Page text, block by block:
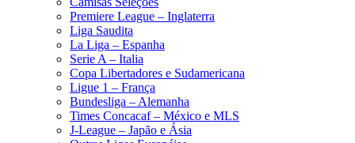
Premiere League – Inglaterra
Liga Saudita
La Liga – Espanha
Serie A – Italia
Copa Libertadores e Sudamericana
Ligue 1 – França
Bundesliga – Alemanha
Times Concacaf – México e MLS
J-League – Japão e Ásia